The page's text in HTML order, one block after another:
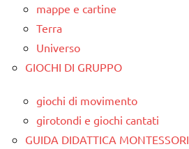
mappe e cartine
Terra
Universo
GIOCHI DI GRUPPO
giochi di movimento
girotondi e giochi cantati
GUIDA DIDATTICA MONTESSORI